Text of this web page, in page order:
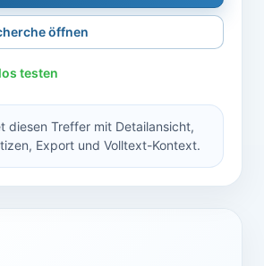
öffnen
testen
diesen Treffer mit Detailansicht,
Export und Volltext-Kontext.